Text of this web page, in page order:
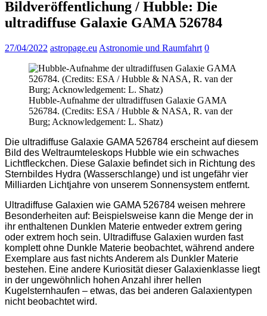
Bildveröffentlichung / Hubble: Die
ultradiffuse Galaxie GAMA 526784
27/04/2022 astropage.eu Astronomie und Raumfahrt 0
Hubble-Aufnahme der ultradiffusen Galaxie GAMA
526784. (Credits: ESA / Hubble & NASA, R. van der
Burg; Acknowledgement: L. Shatz)
Die ultradiffuse Galaxie GAMA 526784 erscheint auf diesem
Bild des Weltraumteleskops Hubble wie ein schwaches
Lichtfleckchen. Diese Galaxie befindet sich in Richtung des
Sternbildes Hydra (Wasserschlange) und ist ungefähr vier
Milliarden Lichtjahre von unserem Sonnensystem entfernt.
Ultradiffuse Galaxien wie GAMA 526784 weisen mehrere
Besonderheiten auf: Beispielsweise kann die Menge der in
ihr enthaltenen Dunklen Materie entweder extrem gering
oder extrem hoch sein. Ultradiffuse Galaxien wurden fast
komplett ohne Dunkle Materie beobachtet, während andere
Exemplare aus fast nichts Anderem als Dunkler Materie
bestehen. Eine andere Kuriosität dieser Galaxienklasse liegt
in der ungewöhnlich hohen Anzahl ihrer hellen
Kugelsternhaufen – etwas, das bei anderen Galaxientypen
nicht beobachtet wird.